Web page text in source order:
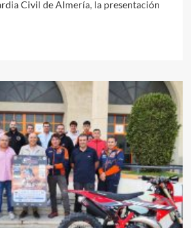
Civil de Almería, la presentación